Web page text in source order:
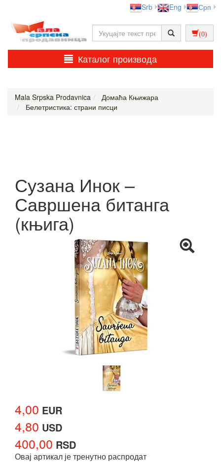
Srb Eng Срп
(0)
Каталог производа
Mala Srpska Prodavnica
Домаћа Књижара
Белетристика: страни писци
Сузана Инок –
Савршена битанга
(књига)
4,00 EUR
4,80 USD
400,00 RSD
Овај артикал је тренутно распродат